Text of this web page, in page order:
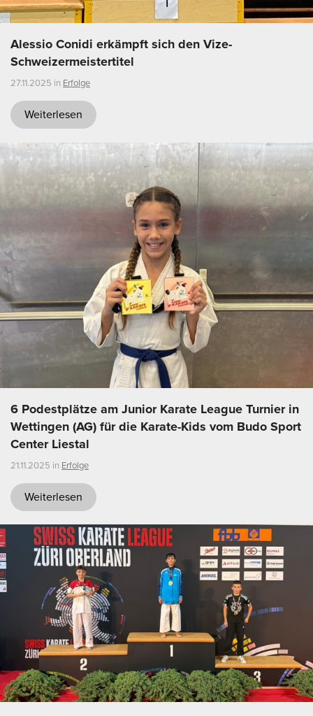
Alessio Conidi erkämpft sich den Vize-
Schweizermeistertitel
27.11.2025 in Erfolge
Weiterlesen
6 Podestplätze am Junior Karate League Turnier in
Wettingen (AG) für die Karate-Kids vom Budo Sport
Center Liestal
21.11.2025 in Erfolge
Weiterlesen